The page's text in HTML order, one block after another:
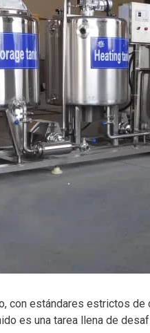
con estándares estrictos
es una tarea llena de